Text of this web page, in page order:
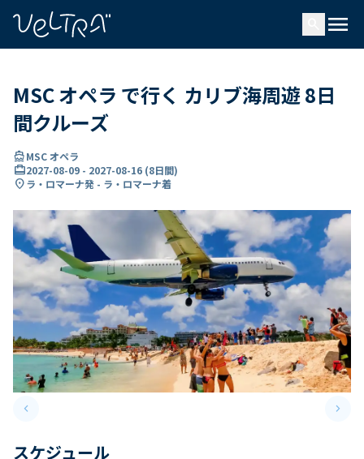
menu
MSC オペラ で行く カリブ海周遊 8日
間クルーズ
directions_boatMSC オペラ
card_travel2027-08-09 - 2027-08-16 (8日間)
location_onラ・ロマーナ発 - ラ・ロマーナ着
keyboard_arrow_leftPrevious slide keyboard_arrow_right
スケジュール